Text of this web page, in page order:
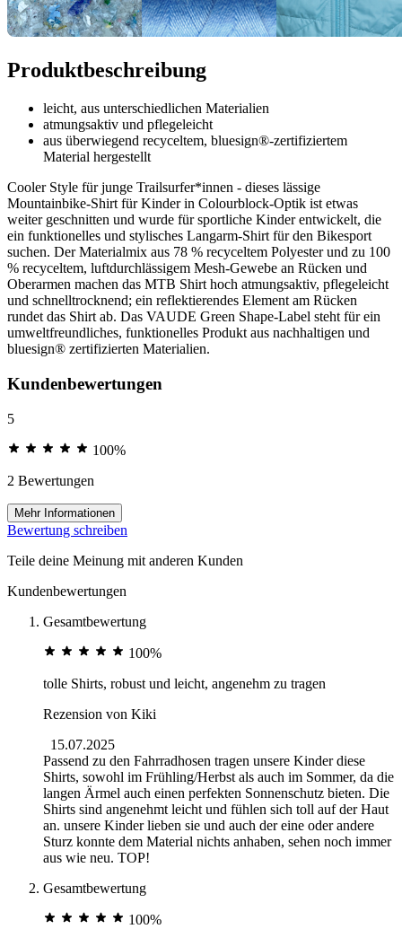
Produktbeschreibung
leicht, aus unterschiedlichen Materialien
atmungsaktiv und pflegeleicht
aus überwiegend recyceltem, bluesign®-zertifiziertem
Material hergestellt
Cooler Style für junge Trailsurfer*innen - dieses lässige
Mountainbike-Shirt für Kinder in Colourblock-Optik ist etwas
weiter geschnitten und wurde für sportliche Kinder entwickelt, die
ein funktionelles und stylisches Langarm-Shirt für den Bikesport
suchen. Der Materialmix aus 78 % recyceltem Polyester und zu 100
% recyceltem, luftdurchlässigem Mesh-Gewebe an Rücken und
Oberarmen machen das MTB Shirt hoch atmungsaktiv, pflegeleicht
und schnelltrocknend; ein reflektierendes Element am Rücken
rundet das Shirt ab. Das VAUDE Green Shape-Label steht für ein
umweltfreundliches, funktionelles Produkt aus nachhaltigen und
bluesign® zertifizierten Materialien.
Kundenbewertungen
5
100%
2 Bewertungen
Mehr Informationen
Bewertung schreiben
Teile deine Meinung mit anderen Kunden
Kundenbewertungen
Gesamtbewertung
100%
tolle Shirts, robust und leicht, angenehm zu tragen
Rezension von Kiki
15.07.2025
Passend zu den Fahrradhosen tragen unsere Kinder diese
Shirts, sowohl im Frühling/Herbst als auch im Sommer, da die
langen Ärmel auch einen perfekten Sonnenschutz bieten. Die
Shirts sind angenehmt leicht und fühlen sich toll auf der Haut
an. unsere Kinder lieben sie und auch der eine oder andere
Sturz konnte dem Material nichts anhaben, sehen noch immer
aus wie neu. TOP!
Gesamtbewertung
100%